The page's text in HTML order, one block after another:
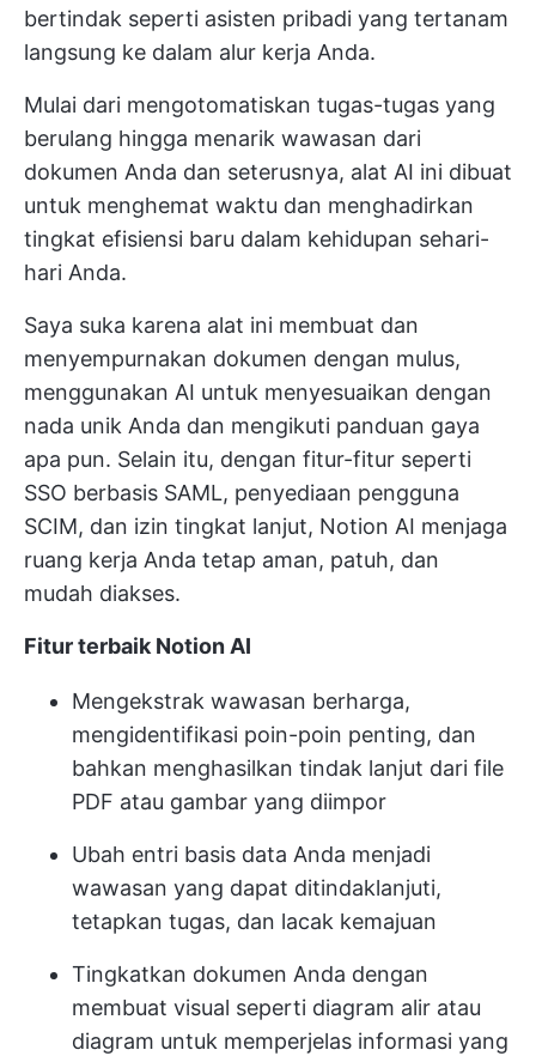
bertindak seperti asisten pribadi yang tertanam
langsung ke dalam alur kerja Anda.
Mulai dari mengotomatiskan tugas-tugas yang
berulang hingga menarik wawasan dari
dokumen Anda dan seterusnya, alat AI ini dibuat
untuk menghemat waktu dan menghadirkan
tingkat efisiensi baru dalam kehidupan sehari-
hari Anda.
Saya suka karena alat ini membuat dan
menyempurnakan dokumen dengan mulus,
menggunakan AI untuk menyesuaikan dengan
nada unik Anda dan mengikuti panduan gaya
apa pun. Selain itu, dengan fitur-fitur seperti
SSO berbasis SAML, penyediaan pengguna
SCIM, dan izin tingkat lanjut, Notion AI menjaga
ruang kerja Anda tetap aman, patuh, dan
mudah diakses.
Fitur terbaik Notion AI
Mengekstrak wawasan berharga,
mengidentifikasi poin-poin penting, dan
bahkan menghasilkan tindak lanjut dari file
PDF atau gambar yang diimpor
Ubah entri basis data Anda menjadi
wawasan yang dapat ditindaklanjuti,
tetapkan tugas, dan lacak kemajuan
Tingkatkan dokumen Anda dengan
membuat visual seperti diagram alir atau
diagram untuk memperjelas informasi yang